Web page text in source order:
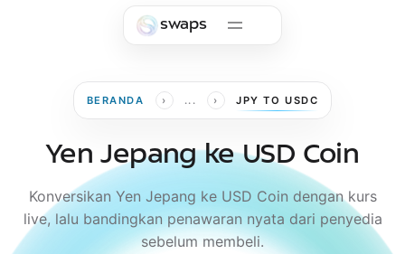
swaps
BERANDA › ... › JPY TO USDC
Yen Jepang ke USD Coin
Konversikan Yen Jepang ke USD Coin dengan kurs
live, lalu bandingkan penawaran nyata dari penyedia
sebelum membeli.